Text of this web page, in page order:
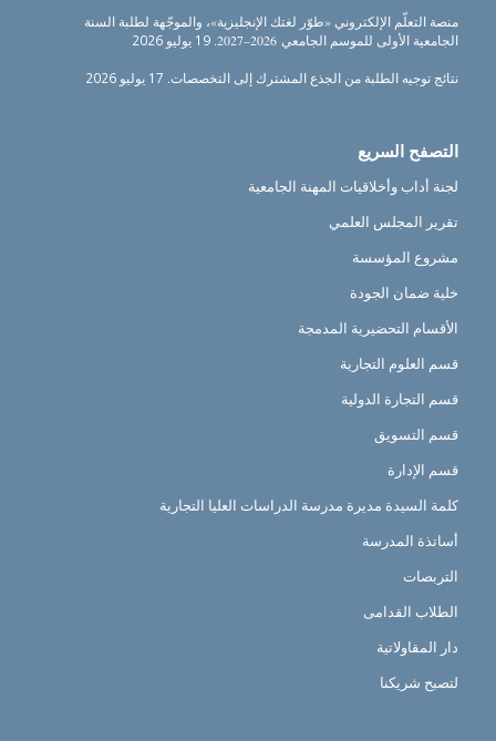
منصة التعلّم الإلكتروني «طوّر لغتك الإنجليزية»، والموجّهة لطلبة السنة
الجامعية الأولى للموسم الجامعي 2026–2027.
19 يوليو 2026
نتائج توجيه الطلبة من الجذع المشترك إلى التخصصات. 17 يوليو 2026
التصفح السريع
لجنة أداب وأخلاقيات المهنة الجامعية
تقرير المجلس العلمي
مشروع المؤسسة
خلية ضمان الجودة
الأقسام التحضيرية المدمجة
قسم العلوم التجارية
قسم التجارة الدولية
قسم التسويق
قسم الإدارة
كلمة السيدة مديرة مدرسة الدراسات العليا التجارية
أساتذة المدرسة
التربصات
الطلاب القدامى
دار المقاولاتية
لتصبح شريكنا